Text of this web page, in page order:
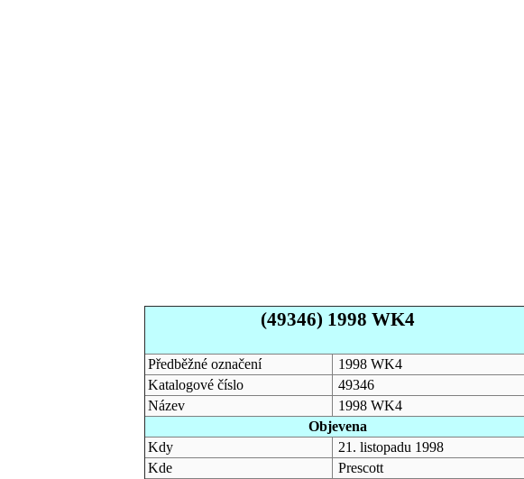
(49346) 1998 WK4
Předběžné označení
1998 WK4
Katalogové číslo
49346
Název
1998 WK4
Objevena
Kdy
21. listopadu 1998
Kde
Prescott